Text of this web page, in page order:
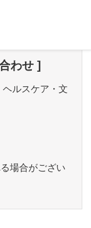
わせ ]
ルスケア・文
場合がござい